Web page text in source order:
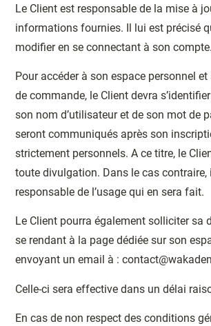
Le Client est responsable de la mise à
informations fournies. Il lui est précisé
modifier en se connectant à son compte.
Pour accéder à son espace personnel
de commande, le Client devra
son nom d’utilisateur et de son mot de
seront communiqués après son
strictement personnels. A ce titre, le
toute divulgation. Dans le cas contraire,
responsable de l’usage qui en sera fait.
Le Client pourra également solliciter sa
se rendant à la page dédiée sur son
envoyant un email à :
Celle-ci sera effective dans un délai
En cas de non respect des conditions